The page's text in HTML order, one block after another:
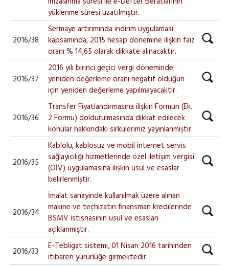
yüklenme süresi uzatılmıştır.
2016/38
Sermaye artırımında indirim uygulaması
kapsamında, 2015 hesap dönemine ilişkin faiz
oranı % 14,65 olarak dikkate alınacaktır.
2016/37
2016 yılı birinci geçici vergi döneminde
yeniden değerleme oranı negatif olduğun
için yeniden değerleme yapılmayacaktır.
2016/36
Transfer Fiyatlandırmasına ilişkin Formun (Ek.
2 Formu) doldurulmasında dikkat edilecek
konular hakkındaki sirkülerimiz yayınlanmıştır.
2016/35
Kablolu, kablosuz ve mobil internet servis
sağlayıcılığı hizmetlerinde özel iletişim vergisi
(ÖİV) uygulamasına ilişkin usul ve esaslar
belirlenmiştir.
2016/34
İmalat sanayinde kullanılmak üzere alınan
makine ve teçhizatın finansman kredilerinde
BSMV istisnasının usul ve esasları
açıklanmıştır.
2016/33
E-Tebligat sistemi, 01 Nisan 2016 tarihinden
itibaren yürürlüğe girmektedir.